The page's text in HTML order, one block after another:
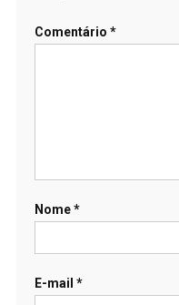
Comentário *
Nome*
E-mail *